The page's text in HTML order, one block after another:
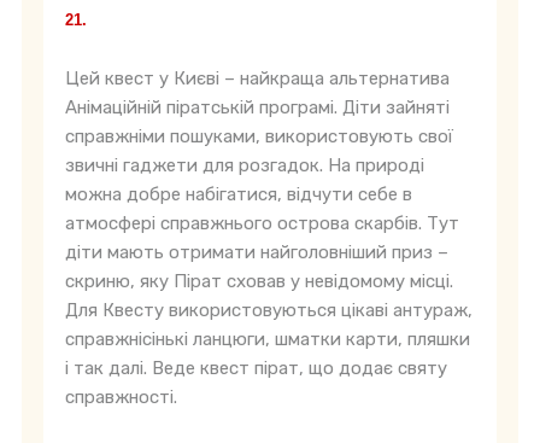
21.
Цей квест у Києві – найкраща альтернатива
Анімаційній піратській програмі. Діти зайняті
справжніми пошуками, використовують свої
звичні гаджети для розгадок. На природі
можна добре набігатися, відчути себе в
атмосфері справжнього острова скарбів. Тут
діти мають отримати найголовніший приз –
скриню, яку Пірат сховав у невідомому місці.
Для Квесту використовуються цікаві антураж,
справжнісінькі ланцюги, шматки карти, пляшки
і так далі. Веде квест пірат, що додає святу
справжності.